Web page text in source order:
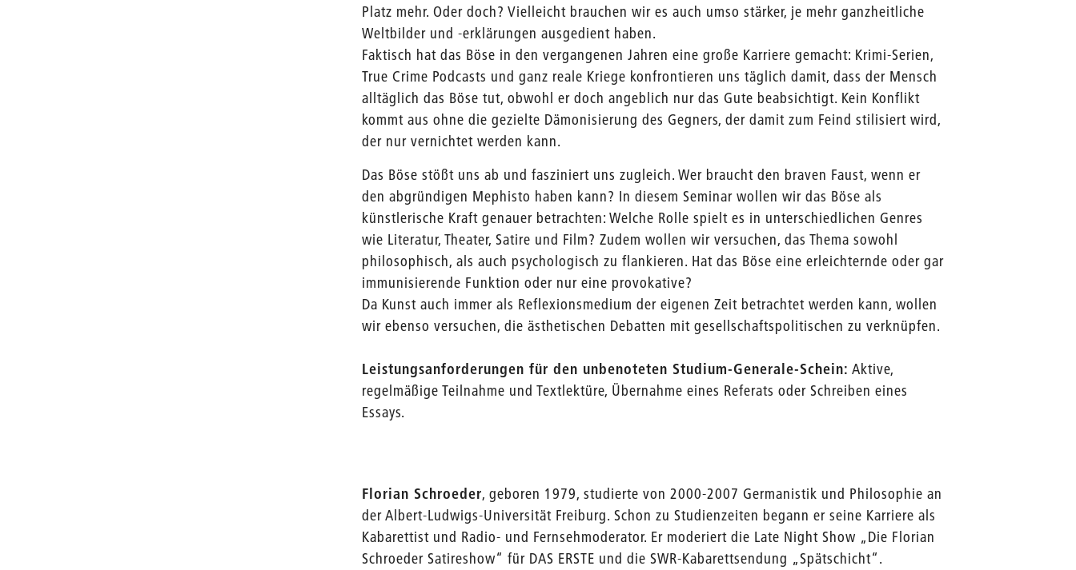
Platz mehr. Oder doch? Vielleicht brauchen wir es auch umso stärker, je mehr ganzheitliche
Weltbilder und -erklärungen ausgedient haben.
Faktisch hat das Böse in den vergangenen Jahren eine große Karriere gemacht: Krimi-Serien,
True Crime Podcasts und ganz reale Kriege konfrontieren uns täglich damit, dass der Mensch
alltäglich das Böse tut, obwohl er doch angeblich nur das Gute beabsichtigt. Kein Konflikt
kommt aus ohne die gezielte Dämonisierung des Gegners, der damit zum Feind stilisiert wird,
der nur vernichtet werden kann.
Das Böse stößt uns ab und fasziniert uns zugleich. Wer braucht den braven Faust, wenn er
den abgründigen Mephisto haben kann? In diesem Seminar wollen wir das Böse als
künstlerische Kraft genauer betrachten: Welche Rolle spielt es in unterschiedlichen Genres
wie Literatur, Theater, Satire und Film? Zudem wollen wir versuchen, das Thema sowohl
philosophisch, als auch psychologisch zu flankieren. Hat das Böse eine erleichternde oder gar
immunisierende Funktion oder nur eine provokative?
Da Kunst auch immer als Reflexionsmedium der eigenen Zeit betrachtet werden kann, wollen
wir ebenso versuchen, die ästhetischen Debatten mit gesellschaftspolitischen zu verknüpfen.
Leistungsanforderungen für den unbenoteten Studium-Generale-Schein: Aktive,
regelmäßige Teilnahme und Textlektüre, Übernahme eines Referats oder Schreiben eines
Essays.
Florian Schroeder, geboren 1979, studierte von 2000-2007 Germanistik und Philosophie an
der Albert-Ludwigs-Universität Freiburg. Schon zu Studienzeiten begann er seine Karriere als
Kabarettist und Radio- und Fernsehmoderator. Er moderiert die Late Night Show „Die Florian
Schroeder Satireshow“ für DAS ERSTE und die SWR-Kabarettsendung „Spätschicht“.